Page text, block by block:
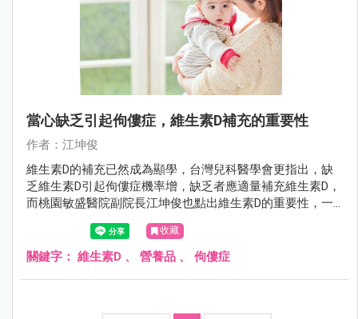
當心缺乏引起佝僂症，維生素D補充的重要性
作者：江坤俊
維生素D的補充已然成為顯學，台灣兒科醫學會更指出，缺
乏維生素D引起佝僂症機率增，缺乏者應適量補充維生素D，
而桃園敏盛醫院副院長江坤俊也點出維生素D的重要性，一
收藏
關鍵字： 維生素D 、 營養品 、 佝僂症